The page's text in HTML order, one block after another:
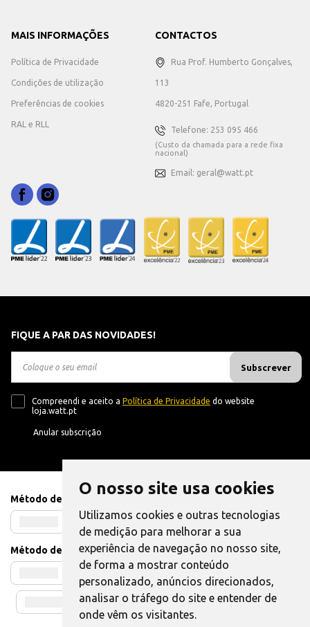
O nosso site usa cookies
Utilizamos cookies e outras tecnologias
de medição para melhorar a sua
experiência de navegação no nosso site,
de forma a mostrar conteúdo
personalizado, anúncios direcionados,
analisar o tráfego do site e entender de
onde vêm os visitantes.
MAIS INFORMAÇÕES
Política de Privacidade
Condições de utilização
Preferências de cookies
RAL e RLL
CONTACTOS
Rua Prof. Humberto Gonçalves,
113
4820-251 Fafe, Portugal
Telefone: 253 095 466
(Custo da chamada para a rede fixa
nacional)
Email: geral@watt.pt
FIQUE A PAR DAS NOVIDADES!
Subscrever
Compreendi e aceito a Política de Privacidade do website
loja.watt.pt
Anular subscrição
Método de Pagamento
Método de Envio